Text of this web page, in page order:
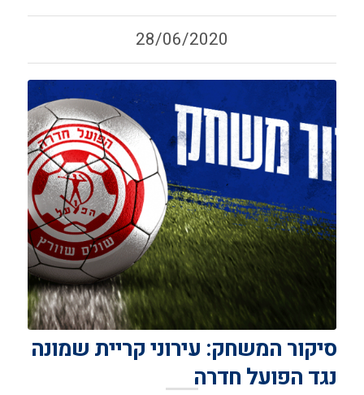
28/06/2020
סיקור המשחק: עירוני קריית שמונה
נגד הפועל חדרה